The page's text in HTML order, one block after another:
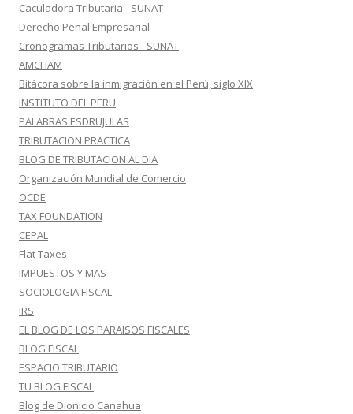
Caculadora Tributaria - SUNAT
Derecho Penal Empresarial
Cronogramas Tributarios - SUNAT
AMCHAM
Bitácora sobre la inmigración en el Perú, siglo XIX
INSTITUTO DEL PERU
PALABRAS ESDRUJULAS
TRIBUTACION PRACTICA
BLOG DE TRIBUTACION AL DIA
Organización Mundial de Comercio
OCDE
TAX FOUNDATION
CEPAL
Flat Taxes
IMPUESTOS Y MAS
SOCIOLOGIA FISCAL
IRS
EL BLOG DE LOS PARAISOS FISCALES
BLOG FISCAL
ESPACIO TRIBUTARIO
TU BLOG FISCAL
Blog de Dionicio Canahua